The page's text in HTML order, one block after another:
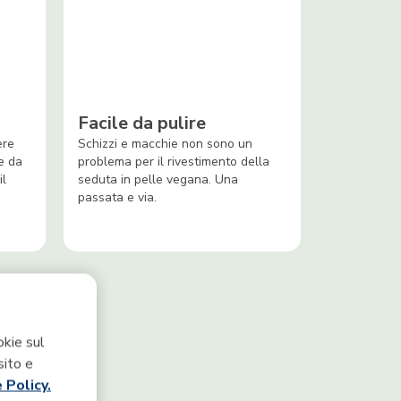
sul
e
Policy.
da
Facile da pulire
Schizzi e macchie non sono un
problema per il rivestimento della
seduta in pelle vegana. Una
passata e via.